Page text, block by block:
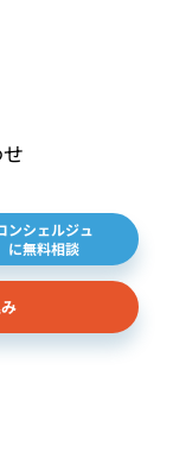
報等 ま
スシス
人情報
と賃貸
所有者
業、イン
らの査定
所有者
）の個
、上記
ンシェルジュ
に無料相談